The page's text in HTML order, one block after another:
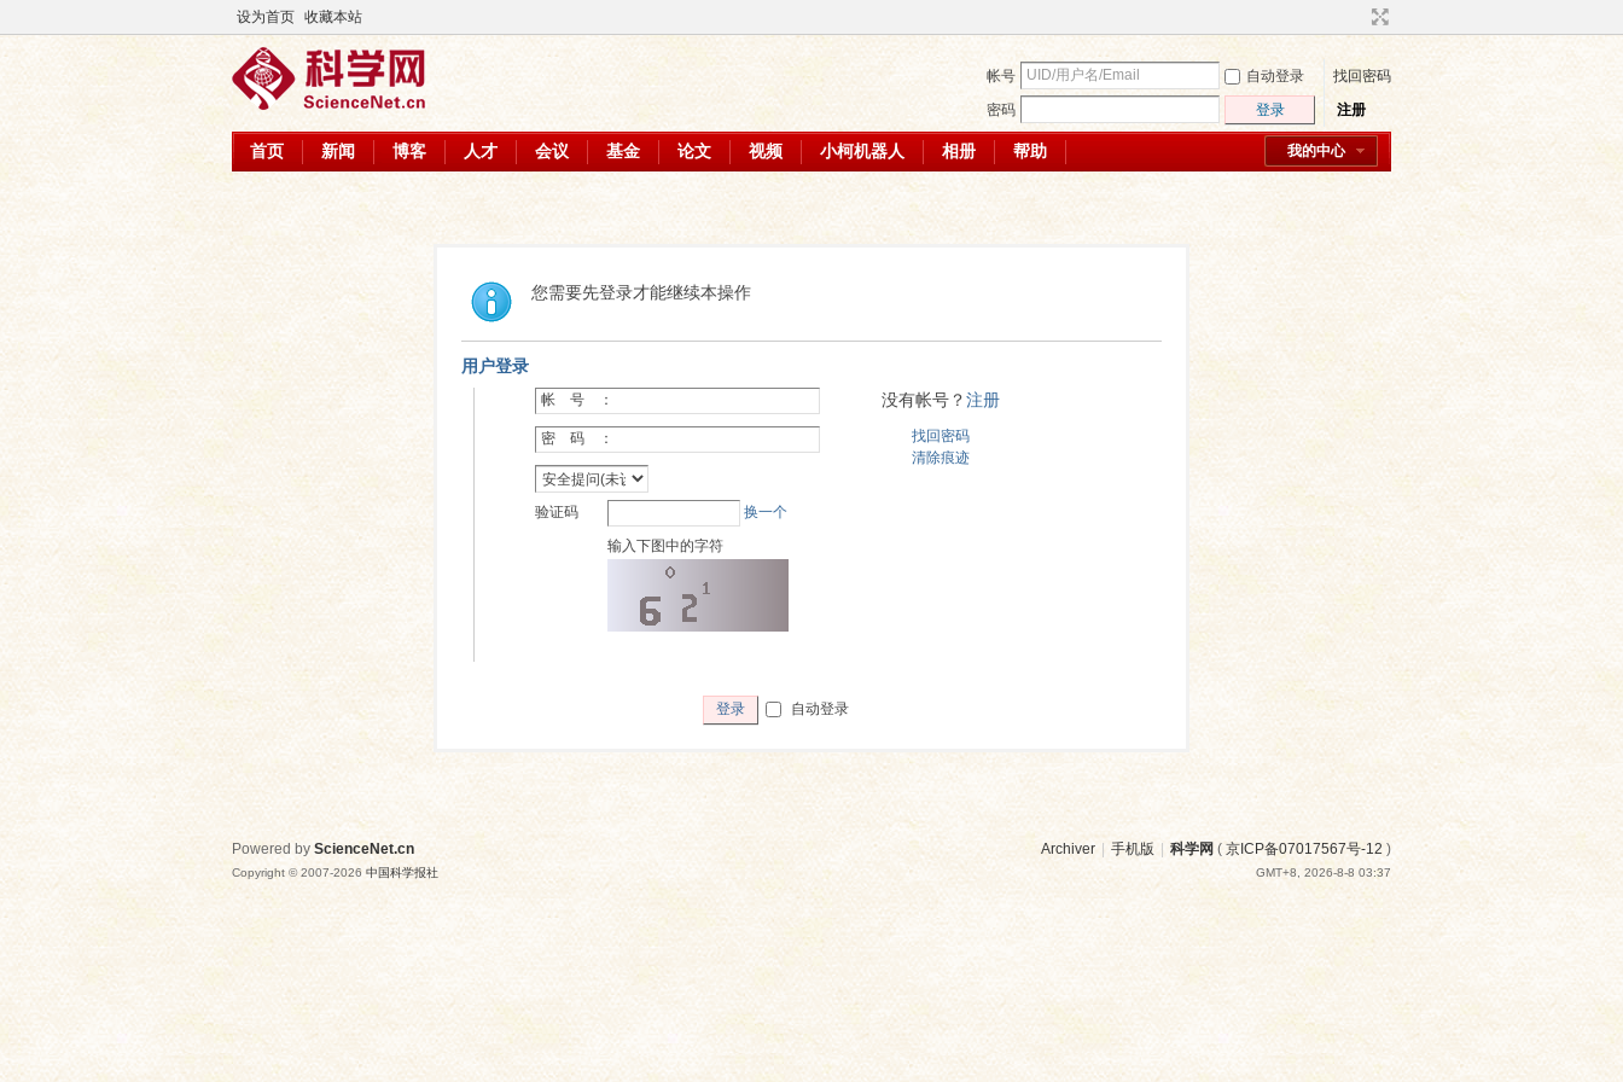
设为首页 收藏本站
帐号 自动登录
找回密码
密码
登录 注册
我的中心
首页 新闻 博客 人才 会议 基金 论文 视频 小柯机器人 相册 帮助
您需要先登录才能继续本操作
用户登录
帐 号 ：
密 码 ：
验证码
换一个
输入下图中的字符
没有帐号？注册
找回密码
清除痕迹
登录 自动登录
Archiver | 手机版 | 科学网 ( 京ICP备07017567号-12 )
GMT+8, 2026-8-8 03:37
Powered by ScienceNet.cn
Copyright © 2007-2026 中国科学报社